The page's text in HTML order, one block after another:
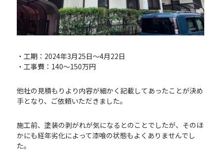
・工期：2024年3月25日〜4月22日
・工事費：140～150万円
他社の見積もりより内容が細かく記載してあったことが決め
手となり、ご依頼いただきました。
施工前、塗装の剥がれが気になるとのことでしたが、そのほ
かにも経年劣化によって漆喰の状態もよくありませんでし
た。